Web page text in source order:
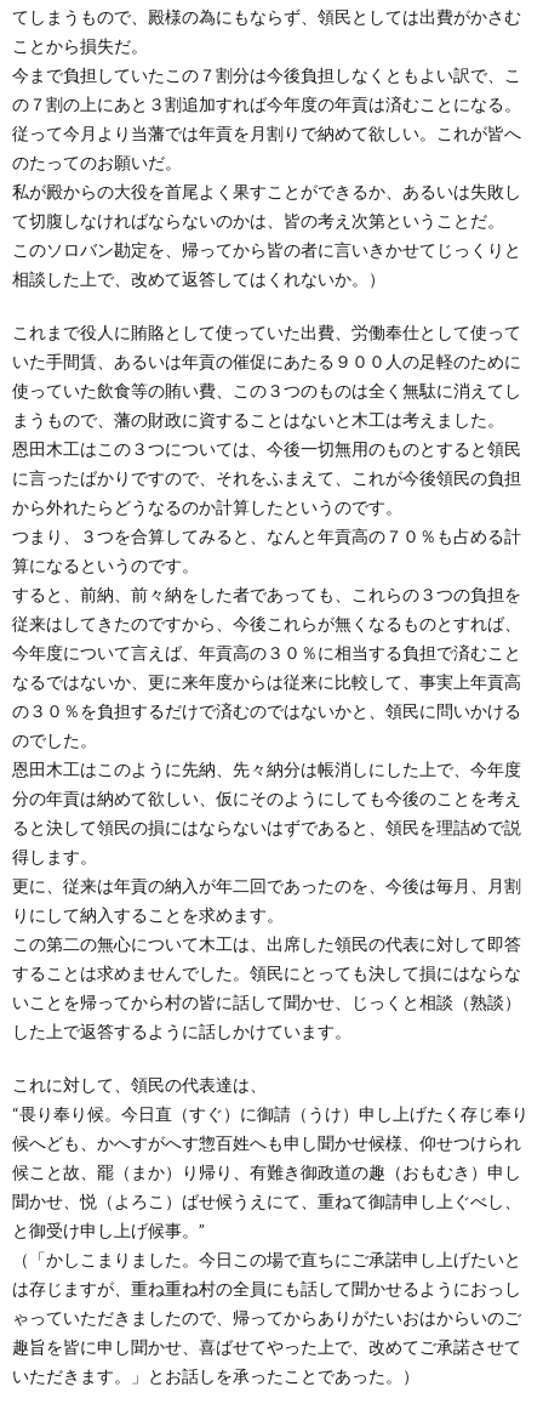
てしまうもので、殿様の為にもならず、領民としては出費がかさむ
ことから損失だ。
今まで負担していたこの７割分は今後負担しなくともよい訳で、こ
の７割の上にあと３割追加すれば今年度の年貢は済むことになる。
従って今月より当藩では年貢を月割りで納めて欲しい。これが皆へ
のたってのお願いだ。
私が殿からの大役を首尾よく果すことができるか、あるいは失敗し
て切腹しなければならないのかは、皆の考え次第ということだ。
このソロバン勘定を、帰ってから皆の者に言いきかせてじっくりと
相談した上で、改めて返答してはくれないか。）
これまで役人に賄賂として使っていた出費、労働奉仕として使って
いた手間賃、あるいは年貢の催促にあたる９００人の足軽のために
使っていた飲食等の賄い費、この３つのものは全く無駄に消えてし
まうもので、藩の財政に資することはないと木工は考えました。
恩田木工はこの３つについては、今後一切無用のものとすると領民
に言ったばかりですので、それをふまえて、これが今後領民の負担
から外れたらどうなるのか計算したというのです。
つまり、３つを合算してみると、なんと年貢高の７０％も占める計
算になるというのです。
すると、前納、前々納をした者であっても、これらの３つの負担を
従来はしてきたのですから、今後これらが無くなるものとすれば、
今年度について言えば、年貢高の３０％に相当する負担で済むこと
なるではないか、更に来年度からは従来に比較して、事実上年貢高
の３０％を負担するだけで済むのではないかと、領民に問いかける
のでした。
恩田木工はこのように先納、先々納分は帳消しにした上で、今年度
分の年貢は納めて欲しい、仮にそのようにしても今後のことを考え
ると決して領民の損にはならないはずであると、領民を理詰めで説
得します。
更に、従来は年貢の納入が年二回であったのを、今後は毎月、月割
りにして納入することを求めます。
この第二の無心について木工は、出席した領民の代表に対して即答
することは求めませんでした。領民にとっても決して損にはならな
いことを帰ってから村の皆に話して聞かせ、じっくと相談（熟談）
した上で返答するように話しかけています。
これに対して、領民の代表達は、
“畏り奉り候。今日直（すぐ）に御請（うけ）申し上げたく存じ奉り
候へども、かへすがへす惣百姓へも申し聞かせ候様、仰せつけられ
候こと故、罷（まか）り帰り、有難き御政道の趣（おもむき）申し
聞かせ、悦（よろこ）ばせ候うえにて、重ねて御請申し上ぐべし、
と御受け申し上げ候事。”
（「かしこまりました。今日この場で直ちにご承諾申し上げたいと
は存じますが、重ね重ね村の全員にも話して聞かせるようにおっし
ゃっていただきましたので、帰ってからありがたいおはからいのご
趣旨を皆に申し聞かせ、喜ばせてやった上で、改めてご承諾させて
いただきます。」とお話しを承ったことであった。）